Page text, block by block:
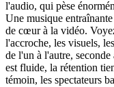
l'audio, qui pèse
Une musique
de cœur à la vidéo.
l'accroche, les visuels,
de l'un à l'autre, seconde
est fluide, la rétention
témoin, les spectateurs